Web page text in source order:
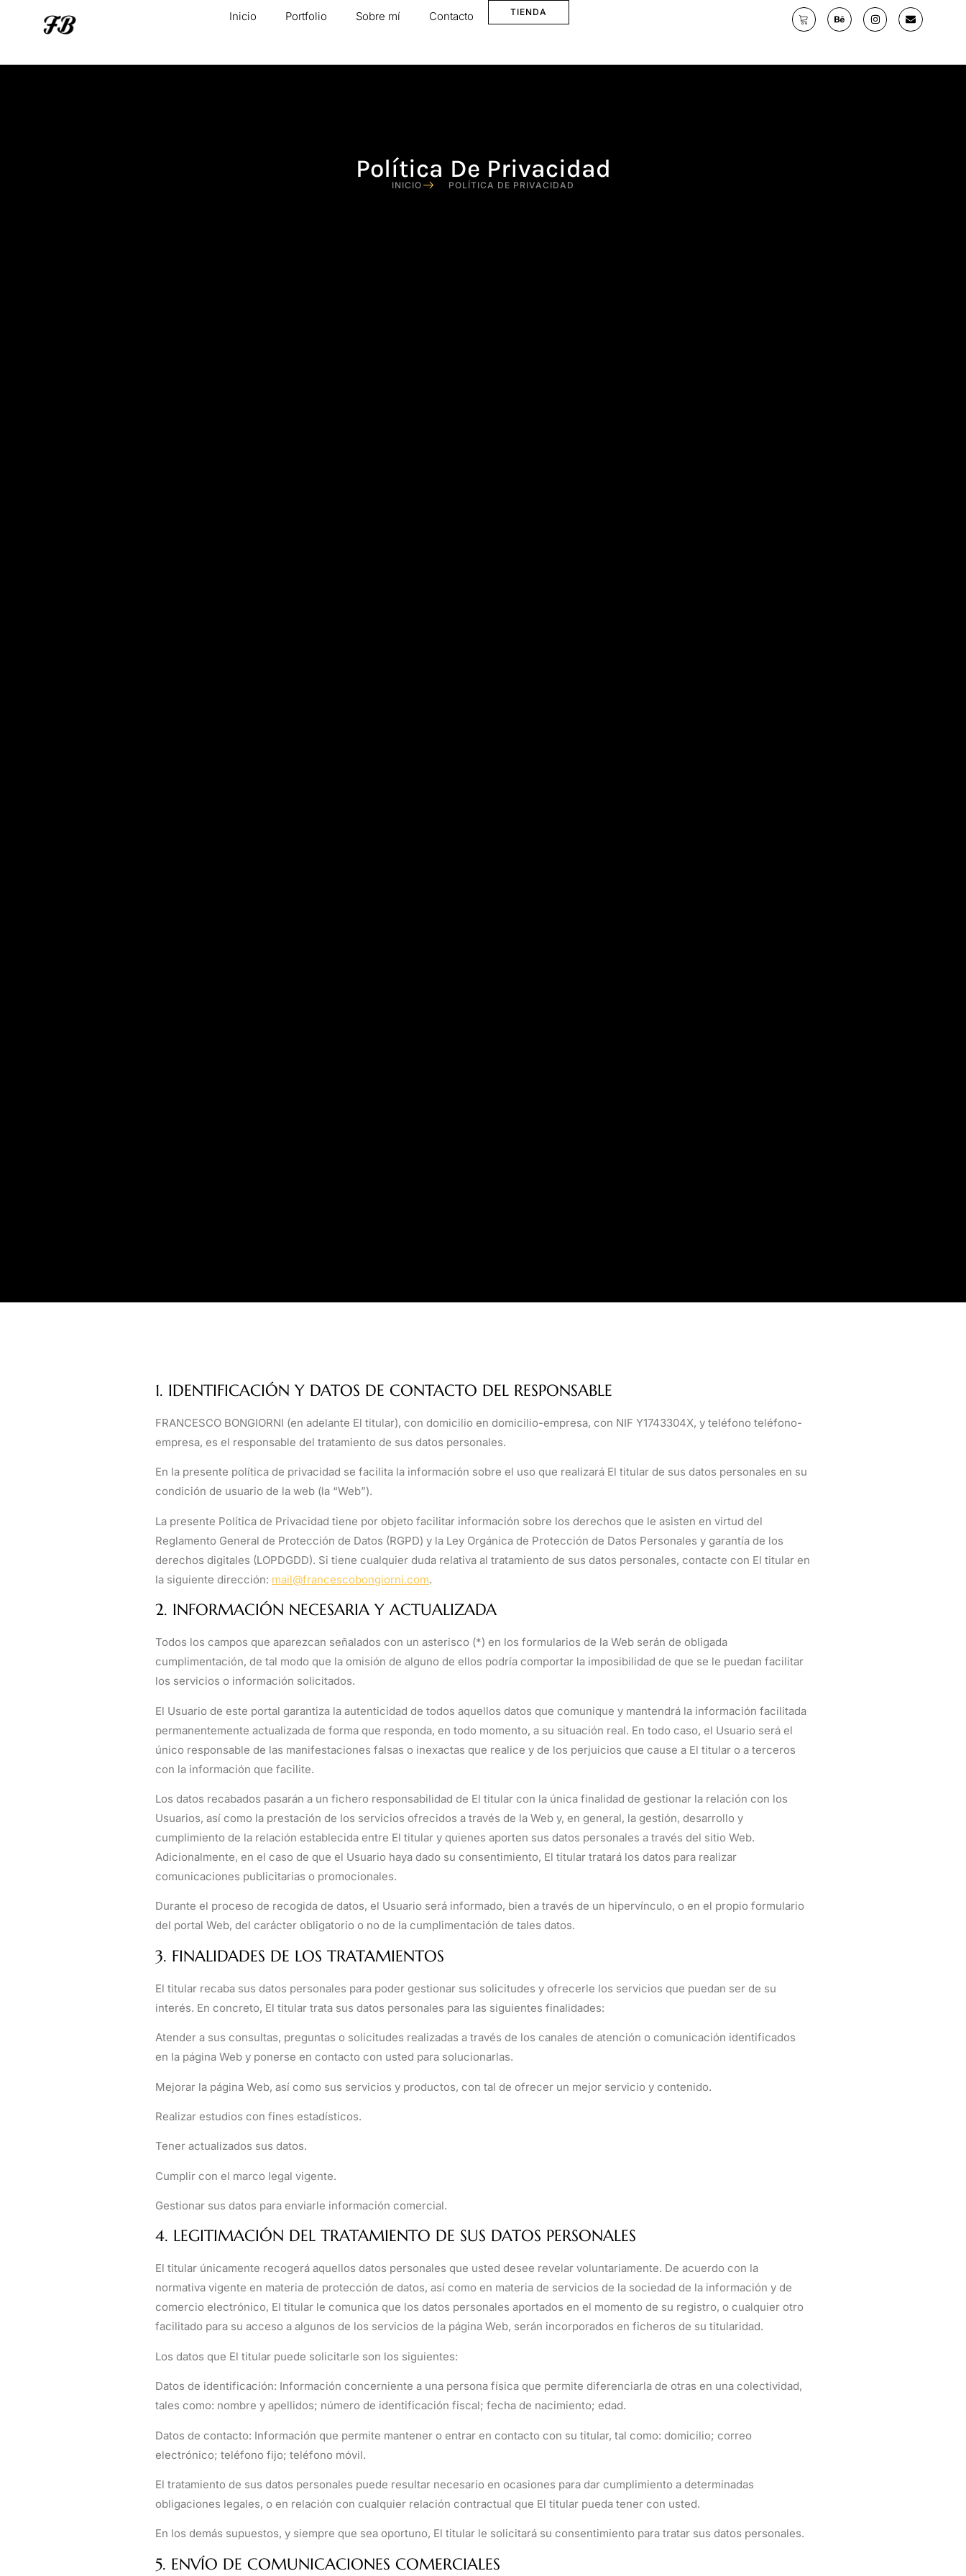
Inicio Portfolio Sobre mí Contacto TIENDA
Política De Privacidad
INICIO POLÍTICA DE PRIVACIDAD
1. IDENTIFICACIÓN Y DATOS DE CONTACTO DEL RESPONSABLE
FRANCESCO BONGIORNI (en adelante El titular), con domicilio en domicilio-empresa, con NIF Y1743304X, y teléfono teléfono-
empresa, es el responsable del tratamiento de sus datos personales.
En la presente política de privacidad se facilita la información sobre el uso que realizará El titular de sus datos personales en su
condición de usuario de la web (la “Web”).
La presente Política de Privacidad tiene por objeto facilitar información sobre los derechos que le asisten en virtud del
Reglamento General de Protección de Datos (RGPD) y la Ley Orgánica de Protección de Datos Personales y garantía de los
derechos digitales (LOPDGDD). Si tiene cualquier duda relativa al tratamiento de sus datos personales, contacte con El titular en
la siguiente dirección: mail@francescobongiorni.com.
2. INFORMACIÓN NECESARIA Y ACTUALIZADA
Todos los campos que aparezcan señalados con un asterisco (*) en los formularios de la Web serán de obligada
cumplimentación, de tal modo que la omisión de alguno de ellos podría comportar la imposibilidad de que se le puedan facilitar
los servicios o información solicitados.
El Usuario de este portal garantiza la autenticidad de todos aquellos datos que comunique y mantendrá la información facilitada
permanentemente actualizada de forma que responda, en todo momento, a su situación real. En todo caso, el Usuario será el
único responsable de las manifestaciones falsas o inexactas que realice y de los perjuicios que cause a El titular o a terceros
con la información que facilite.
Los datos recabados pasarán a un fichero responsabilidad de El titular con la única finalidad de gestionar la relación con los
Usuarios, así como la prestación de los servicios ofrecidos a través de la Web y, en general, la gestión, desarrollo y
cumplimiento de la relación establecida entre El titular y quienes aporten sus datos personales a través del sitio Web.
Adicionalmente, en el caso de que el Usuario haya dado su consentimiento, El titular tratará los datos para realizar
comunicaciones publicitarias o promocionales.
Durante el proceso de recogida de datos, el Usuario será informado, bien a través de un hipervínculo, o en el propio formulario
del portal Web, del carácter obligatorio o no de la cumplimentación de tales datos.
3. FINALIDADES DE LOS TRATAMIENTOS
El titular recaba sus datos personales para poder gestionar sus solicitudes y ofrecerle los servicios que puedan ser de su
interés. En concreto, El titular trata sus datos personales para las siguientes finalidades:
Atender a sus consultas, preguntas o solicitudes realizadas a través de los canales de atención o comunicación identificados
en la página Web y ponerse en contacto con usted para solucionarlas.
Mejorar la página Web, así como sus servicios y productos, con tal de ofrecer un mejor servicio y contenido.
Realizar estudios con fines estadísticos.
Tener actualizados sus datos.
Cumplir con el marco legal vigente.
Gestionar sus datos para enviarle información comercial.
4. LEGITIMACIÓN DEL TRATAMIENTO DE SUS DATOS PERSONALES
El titular únicamente recogerá aquellos datos personales que usted desee revelar voluntariamente. De acuerdo con la
normativa vigente en materia de protección de datos, así como en materia de servicios de la sociedad de la información y de
comercio electrónico, El titular le comunica que los datos personales aportados en el momento de su registro, o cualquier otro
facilitado para su acceso a algunos de los servicios de la página Web, serán incorporados en ficheros de su titularidad.
Los datos que El titular puede solicitarle son los siguientes:
Datos de identificación: Información concerniente a una persona física que permite diferenciarla de otras en una colectividad,
tales como: nombre y apellidos; número de identificación fiscal; fecha de nacimiento; edad.
Datos de contacto: Información que permite mantener o entrar en contacto con su titular, tal como: domicilio; correo
electrónico; teléfono fijo; teléfono móvil.
El tratamiento de sus datos personales puede resultar necesario en ocasiones para dar cumplimiento a determinadas
obligaciones legales, o en relación con cualquier relación contractual que El titular pueda tener con usted.
En los demás supuestos, y siempre que sea oportuno, El titular le solicitará su consentimiento para tratar sus datos personales.
5. ENVÍO DE COMUNICACIONES COMERCIALES